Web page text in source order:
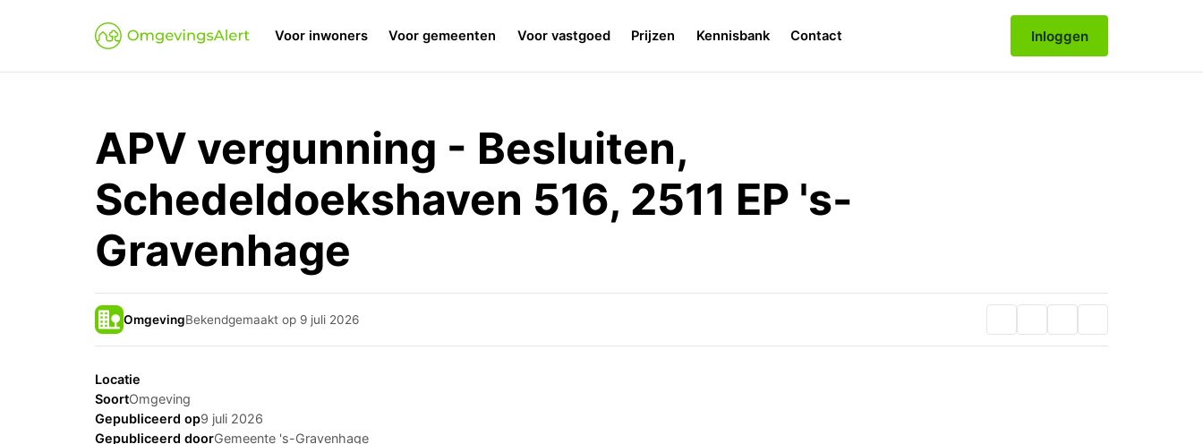
Voor inwoners Voor gemeenten Voor vastgoed Prijzen Kennisbank Contact Inloggen
APV vergunning - Besluiten,
Schedeldoekshaven 516, 2511 EP 's-
Gravenhage
OmgevingBekendgemaakt op 9 juli 2026
Locatie
SoortOmgeving
Gepubliceerd op9 juli 2026
Gepubliceerd doorGemeente 's-Gravenhage